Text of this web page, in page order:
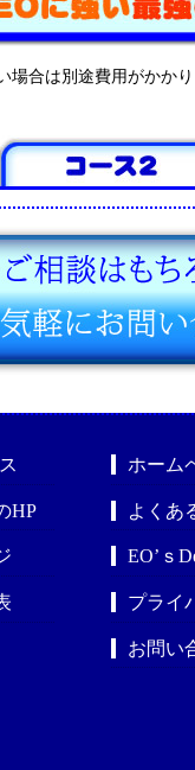
合は別途費用がかか
HP
ホーム
よくあ
EO’ｓ
プライ
お問い